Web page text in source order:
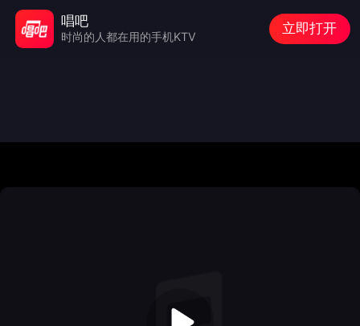
唱吧
时尚的人都在用的手机KTV
立即打开